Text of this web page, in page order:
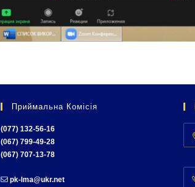
Приймальна Комісія
(077) 132-56-16
(067) 799-49-28
(067) 707-13-78
pk-lma@ukr.net